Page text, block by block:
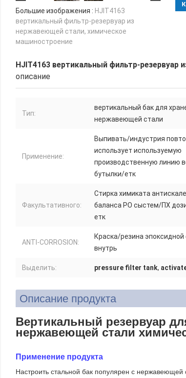
Большие изображения : HJIT4163
вертикальный фильтр-резервуар из
нержавеющей стали, химическое
машиностроение
HJIT4163 вертикальный фильтр-
описание
Тип:
вертикальный бак для
нержавеющей стали
Применение:
Выпивать/индустрия
использует используемую
производственную линию
бутылки/етк
Факультативного:
Стирка химиката антискале
баланса РО сыстем/ПХ
етк
ANTI-CORROSION:
Краска/резина
внутрь
Выделить: pressure filter tank,
Описание продукта
Вертикальный резервуар
нержавеющей стали
Применение продукта
Настроить стальной бак популярен с